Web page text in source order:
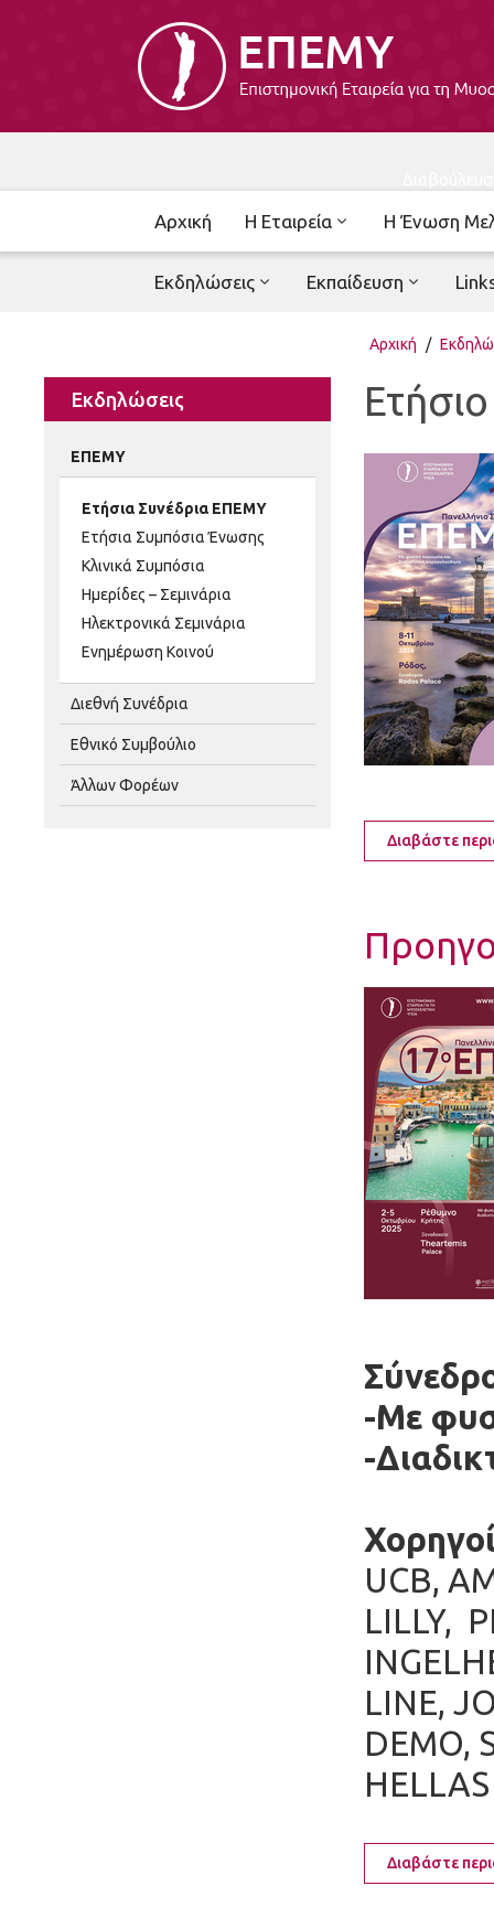
Αρχική Η Εταιρεία Η Ένωση
Εκδηλώσεις Εκπαίδευση
Αρχική /
Εκδηλώσεις
ΕΠΕΜΥ
Ετήσια Συνέδρια ΕΠΕΜΥ
Ετήσια Συμπόσια Ένωσης
Κλινικά Συμπόσια
Ημερίδες – Σεμινάρια
Ηλεκτρονικά Σεμινάρια
Ενημέρωση Κοινού
Διεθνή Συνέδρια
Εθνικό Συμβούλιο
Άλλων Φορέων
Διαβάστε
-Με
-
UCB,
LILLY,
LINE,
DEMO,
Διαβάστε